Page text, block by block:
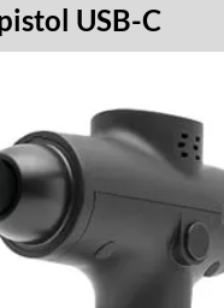
USB-C